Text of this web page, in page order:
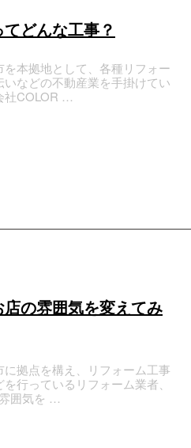
どんな工事？
を本拠地として、各種リフォー
などの不動産業を手掛けてい
社COLOR …
の雰囲気を変えてみ
に拠点を構え、リフォーム工事
行っているリフォーム業者、
囲気を …